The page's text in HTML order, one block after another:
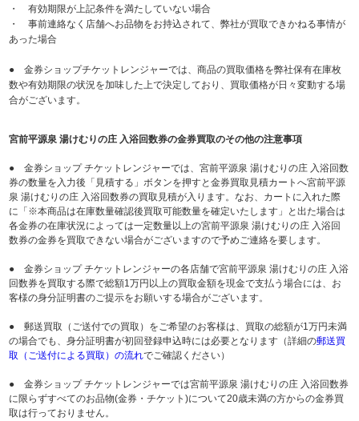
・ 有効期限が上記条件を満たしていない場合
・ 事前連絡なく店舗へお品物をお持込されて、弊社が買取できかねる事情が
あった場合
● 金券ショップチケットレンジャーでは、商品の買取価格を弊社保有在庫枚
数や有効期限の状況を加味した上で決定しており、買取価格が日々変動する場
合がございます。
宮前平源泉 湯けむりの庄 入浴回数券の金券買取のその他の注意事項
● 金券ショップ チケットレンジャーでは、宮前平源泉 湯けむりの庄 入浴回数
券の数量を入力後「見積する」ボタンを押すと金券買取見積カートへ宮前平源
泉 湯けむりの庄 入浴回数券の買取見積が入ります。なお、カートに入れた際
に「※本商品は在庫数量確認後買取可能数量を確定いたします」と出た場合は
各金券の在庫状況によっては一定数量以上の宮前平源泉 湯けむりの庄 入浴回
数券の金券を買取できない場合がございますので予めご連絡を要します。
● 金券ショップ チケットレンジャーの各店舗で宮前平源泉 湯けむりの庄 入浴
回数券を買取する際で総額1万円以上の買取金額を現金で支払う場合には、お
客様の身分証明書のご提示をお願いする場合がございます。
● 郵送買取（ご送付での買取）をご希望のお客様は、買取の総額が1万円未満
の場合でも、身分証明書が初回登録申込時には必要となります（詳細の郵送買
取（ご送付による買取）の流れでご確認ください）
● 金券ショップ チケットレンジャーでは宮前平源泉 湯けむりの庄 入浴回数券
に限らずすべてのお品物(金券・チケット)について20歳未満の方からの金券買
取は行っておりません。